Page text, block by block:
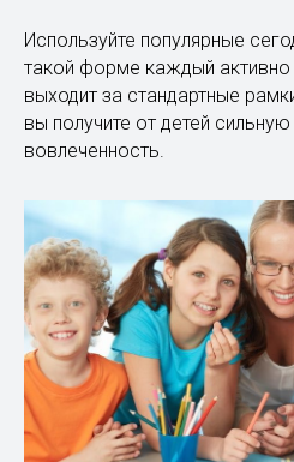
Используйте популярные
такой форме каждый
выходит за стандартные
вы получите от детей сильную
вовлеченность.